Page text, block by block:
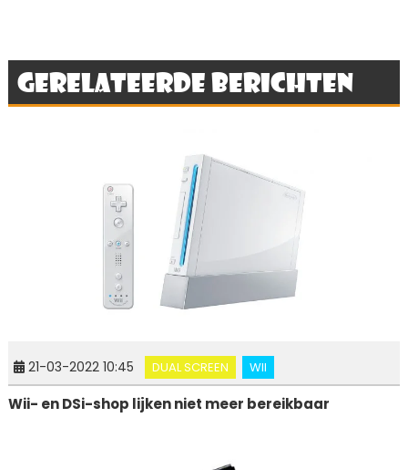
Gerelateerde berichten
21-03-2022 10:45 DUAL SCREEN WII
Wii- en DSi-shop lijken niet meer bereikbaar